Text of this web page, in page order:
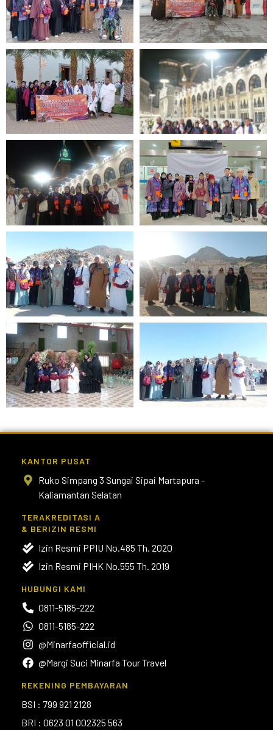
KANTOR PUSAT
Ruko Simpang 3 Sungai Sipai Martapura -
Kaliamantan Selatan
TERAKREDITASI A
& BERIZIN RESMI
Izin Resmi PPIU No.485 Th. 2020
Izin Resmi PIHK No.555 Th. 2019
HUBUNGI KAMI
0811-5185-222
0811-5185-222
@Minarfaofficial.id
@Margi Suci Minarfa Tour Travel
REKENING PEMBAYARAN
BSI : 799 921 2128
BRI : 0623 01 002325 563